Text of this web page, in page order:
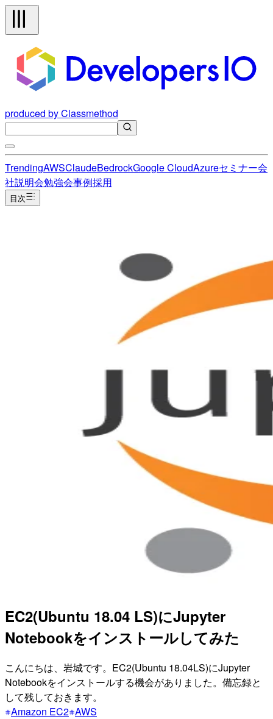
produced by Classmethod
TrendingAWSClaudeBedrockGoogle CloudAzureセミナー会
社説明会勉強会事例採用
目次
EC2(Ubuntu 18.04 LS)にJupyter
Notebookをインストールしてみた
こんにちは、岩城です。EC2(Ubuntu 18.04LS)にJupyter
Notebookをインストールする機会がありました。備忘録と
して残しておきます。
Amazon EC2 AWS